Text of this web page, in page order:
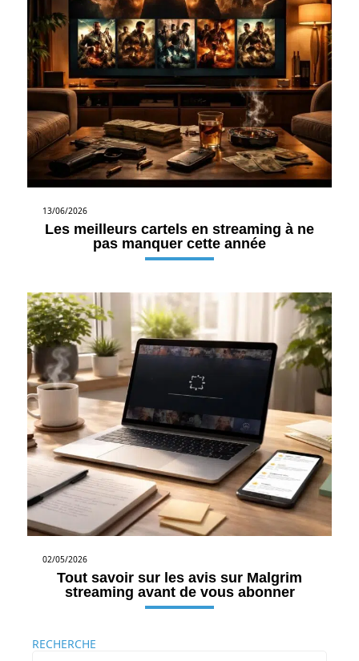
13/06/2026
Les meilleurs cartels en streaming à ne
pas manquer cette année
02/05/2026
Tout savoir sur les avis sur Malgrim
streaming avant de vous abonner
RECHERCHE